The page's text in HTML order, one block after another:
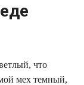
что
мех темный,